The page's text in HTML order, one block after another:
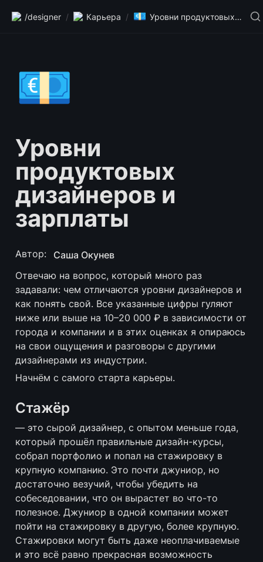
/designer / Карьера / 💶 Уровни продуктовых дизайнеров и зарплаты
💶
Уровни
продуктовых
дизайнеров и
зарплаты
Автор:
Саша Окунев
Отвечаю на вопрос, который много раз
задавали: чем отличаются уровни дизайнеров и
как понять свой. Все указанные цифры гуляют
ниже или выше на 10–20 000 ₽ в зависимости от
города и компании и в этих оценках я опираюсь
на свои ощущения и разговоры с другими
дизайнерами из индустрии.
Начнём с самого старта карьеры.
Стажёр
— это сырой дизайнер, с опытом меньше года,
который прошёл правильные дизайн-курсы,
собрал портфолио и попал на стажировку в
крупную компанию. Это почти джуниор, но
достаточно везучий, чтобы убедить на
собеседовании, что он вырастет во что-то
полезное. Джуниор в одной компании может
пойти на стажировку в другую, более крупную.
Стажировки могут быть даже неоплачиваемые
и это всё равно прекрасная возможность